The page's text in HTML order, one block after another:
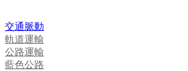
交通脈動
軌道運輸
公路運輸
藍色公路